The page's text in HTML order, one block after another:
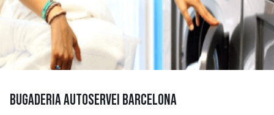
BUGADERIA AUTOSERVEI BARCELONA